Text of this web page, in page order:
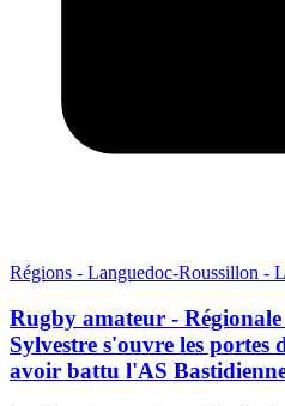
Régions - Languedoc-Roussillon -
Rugby amateur -
Sylvestre s'ouvre les portes
avoir battu l'AS